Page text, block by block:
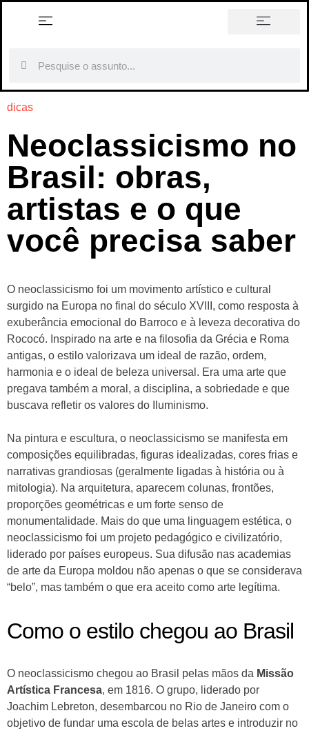
dicas
Neoclassicismo no
Brasil: obras,
artistas e o que
você precisa saber
O neoclassicismo foi um movimento artístico e cultural
surgido na Europa no final do século XVIII, como resposta à
exuberância emocional do Barroco e à leveza decorativa do
Rococó. Inspirado na arte e na filosofia da Grécia e Roma
antigas, o estilo valorizava um ideal de razão, ordem,
harmonia e o ideal de beleza universal. Era uma arte que
pregava também a moral, a disciplina, a sobriedade e que
buscava refletir os valores do Iluminismo.
Na pintura e escultura, o neoclassicismo se manifesta em
composições equilibradas, figuras idealizadas, cores frias e
narrativas grandiosas (geralmente ligadas à história ou à
mitologia). Na arquitetura, aparecem colunas, frontões,
proporções geométricas e um forte senso de
monumentalidade. Mais do que uma linguagem estética, o
neoclassicismo foi um projeto pedagógico e civilizatório,
liderado por países europeus. Sua difusão nas academias
de arte da Europa moldou não apenas o que se considerava
“belo”, mas também o que era aceito como arte legítima.
Como o estilo chegou ao Brasil
O neoclassicismo chegou ao Brasil pelas mãos da Missão
Artística Francesa, em 1816. O grupo, liderado por
Joachim Lebreton, desembarcou no Rio de Janeiro com o
objetivo de fundar uma escola de belas artes e introduzir no